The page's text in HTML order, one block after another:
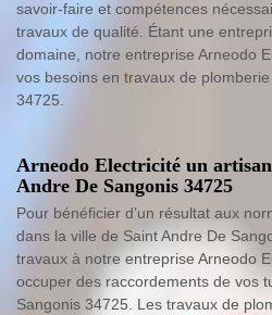
savoir-faire et compétences
travaux de qualité. Étant une
domaine, notre entreprise Arneodo
vos besoins en travaux de
34725.
Arneodo Electricité un
Andre De Sangonis 34725
Pour bénéficier d’un résultat aux
dans la ville de Saint Andre De
travaux à notre entreprise Arneodo
occuper des raccordements de vos
Sangonis 34725. Les travaux de